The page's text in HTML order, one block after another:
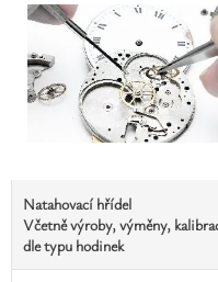
Natahovací hřídel
Včetně výroby, výměny,
dle typu hodinek